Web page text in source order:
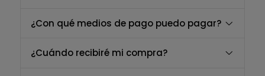
¿Con qué medios de pago puedo pagar?
¿Cuándo recibiré mi compra?